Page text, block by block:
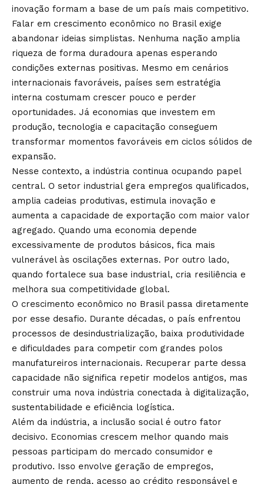
inovação formam a base de um país mais competitivo.
Falar em crescimento econômico no Brasil exige
abandonar ideias simplistas. Nenhuma nação amplia
riqueza de forma duradoura apenas esperando
condições externas positivas. Mesmo em cenários
internacionais favoráveis, países sem estratégia
interna costumam crescer pouco e perder
oportunidades. Já economias que investem em
produção, tecnologia e capacitação conseguem
transformar momentos favoráveis em ciclos sólidos de
expansão.
Nesse contexto, a indústria continua ocupando papel
central. O setor industrial gera empregos qualificados,
amplia cadeias produtivas, estimula inovação e
aumenta a capacidade de exportação com maior valor
agregado. Quando uma economia depende
excessivamente de produtos básicos, fica mais
vulnerável às oscilações externas. Por outro lado,
quando fortalece sua base industrial, cria resiliência e
melhora sua competitividade global.
O crescimento econômico no Brasil passa diretamente
por esse desafio. Durante décadas, o país enfrentou
processos de desindustrialização, baixa produtividade
e dificuldades para competir com grandes polos
manufatureiros internacionais. Recuperar parte dessa
capacidade não significa repetir modelos antigos, mas
construir uma nova indústria conectada à digitalização,
sustentabilidade e eficiência logística.
Além da indústria, a inclusão social é outro fator
decisivo. Economias crescem melhor quando mais
pessoas participam do mercado consumidor e
produtivo. Isso envolve geração de empregos,
aumento de renda, acesso ao crédito responsável e